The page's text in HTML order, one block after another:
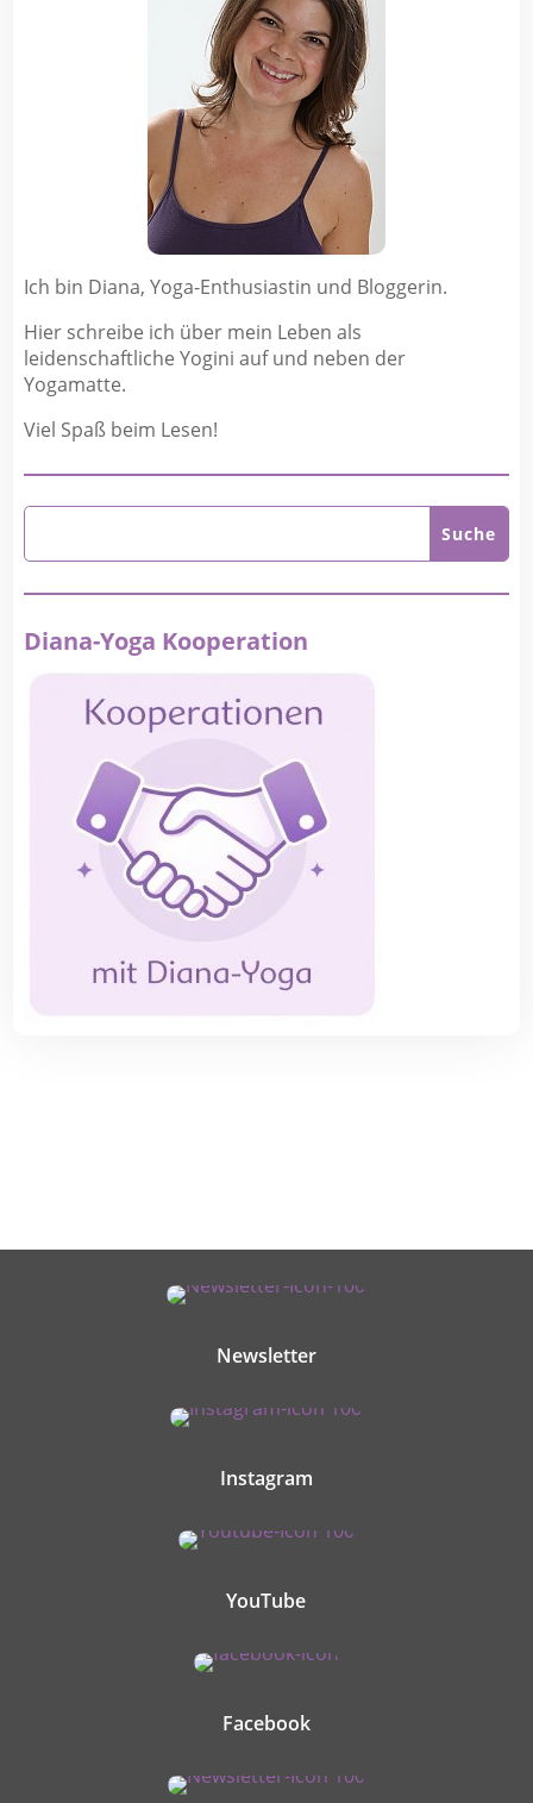
Ich bin Diana, Yoga-Enthusiastin und Bloggerin.
Hier schreibe ich über mein Leben als
leidenschaftliche Yogini auf und neben der
Yogamatte.
Viel Spaß beim Lesen!
Diana-Yoga Kooperation
Newsletter
Instagram
YouTube
Facebook